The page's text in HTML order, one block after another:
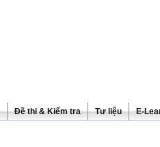
Đề thi & Kiểm tra Tư liệu E-